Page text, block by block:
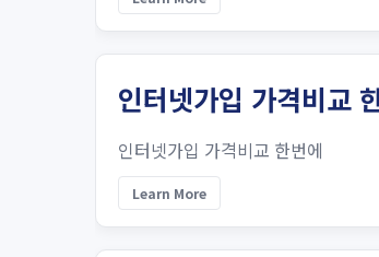
인터넷가입 가격비교
인터넷가입 가격비교 한번에
Learn More